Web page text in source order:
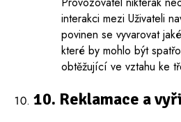
interakci mezi Uživateli
povinen se vyvarovat
které by mohlo být
obtěžující ve vztahu ke
10. Reklamace a